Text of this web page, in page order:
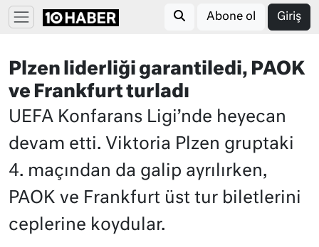
Abone ol Giriş
Plzen liderliği garantiledi, PAOK
ve Frankfurt turladı
UEFA Konfarans Ligi’nde heyecan
devam etti. Viktoria Plzen gruptaki
4. maçından da galip ayrılırken,
PAOK ve Frankfurt üst tur biletlerini
ceplerine koydular.